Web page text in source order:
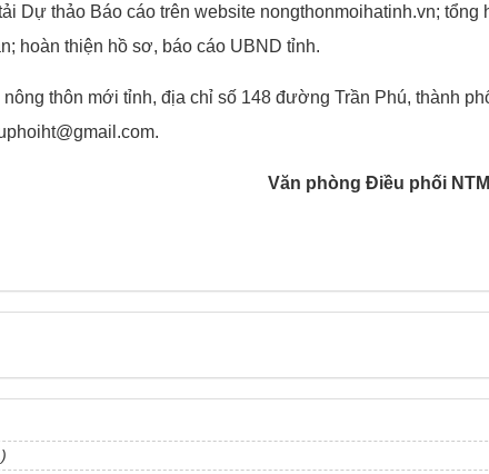
Dự thảo Báo cáo trên website nongthonmoihatinh.vn; tổng
hoàn thiện hồ sơ, báo cáo UBND tỉnh.
thôn mới tỉnh, địa chỉ số 148 đường Trần Phú, thành
Văn phòng Điều phối